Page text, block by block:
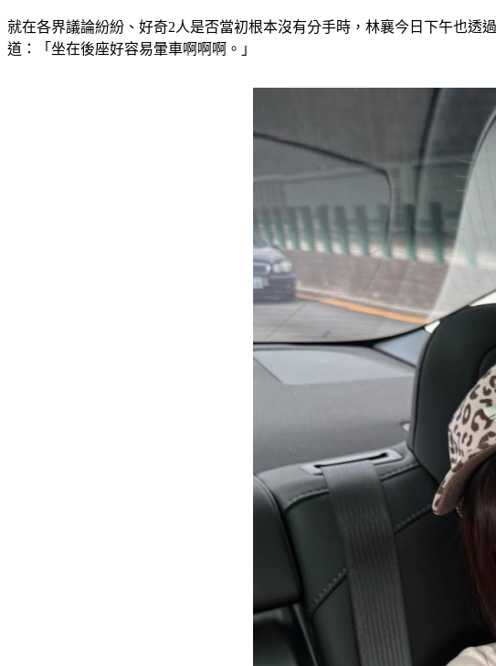
就在各界議論紛紛、好奇2人是否當初根本沒有分手時，林襄今日下午也透過
道：「坐在後座好容易暈車啊啊啊。」